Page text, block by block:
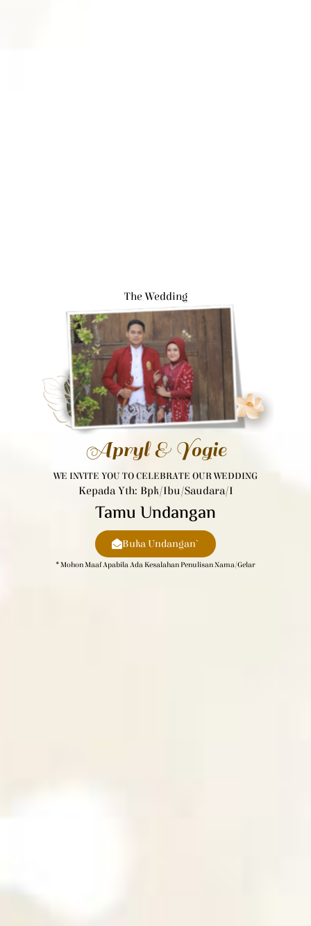
The Wedding
Apryl & Yogie
WE INVITE YOU TO CELEBRATE OUR WEDDING
Kepada Yth: Bpk/Ibu/Saudara/i
Tamu Undangan
Buka Undangan`
* Mohon Maaf Apabila Ada Kesalahan Penulisan Nama/gelar